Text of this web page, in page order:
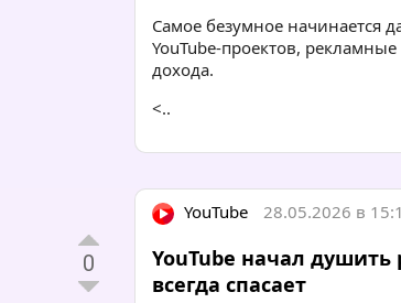
Самое безумное начинается
YouTube-проектов,
дохода.
<..
YouTube 28.05.2026 в
0
YouTube начал душить
всегда спасает